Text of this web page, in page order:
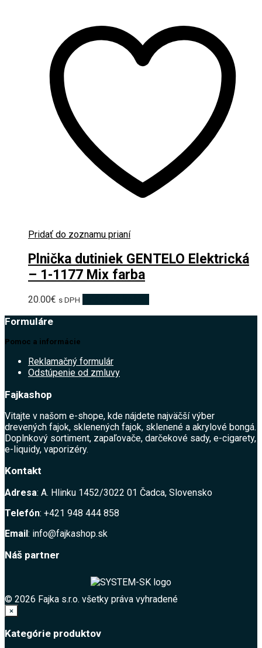
Pridať do zoznamu prianí
Plnička dutiniek GENTELO Elektrická
– 1-1177 Mix farba
20.00€ s DPH
Formuláre
Pomoc a informácie
Reklamačný formulár
Odstúpenie od zmluvy
Fajkashop
Vitajte v našom e-shope, kde nájdete najväčší výber
drevených fajok, sklenených fajok, sklenené a akrylové bongá.
Doplnkový sortiment, zapaľovače, darčekové sady, e-cigarety,
e-liquidy, vaporizéry.
Kontakt
Adresa: A. Hlinku 1452/3022 01 Čadca, Slovensko
Telefón: +421 948 444 858
Email: info@fajkashop.sk
Náš partner
© 2026 Fajka s.r.o. všetky práva vyhradené
×
Kategórie produktov